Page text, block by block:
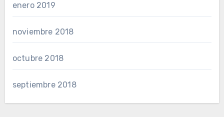
enero 2019
noviembre 2018
octubre 2018
septiembre 2018